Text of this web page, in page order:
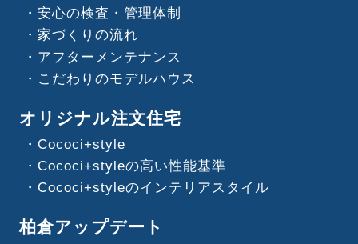
安心の検査・管理体制
家づくりの流れ
アフターメンテナンス
こだわりのモデルハウス
オリジナル注文住宅
Cococi+style
Cococi+styleの高い性能基準
Cococi+styleのインテリアスタイル
柏倉アップデート